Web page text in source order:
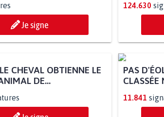
Je signe
124.630
CHEVAL OBTIENNE LE
DE...
PAS
11.841